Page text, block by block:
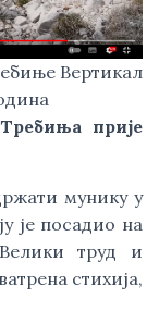
Вертикал
прије
мунику у
је посадио на
труд и
стихија,